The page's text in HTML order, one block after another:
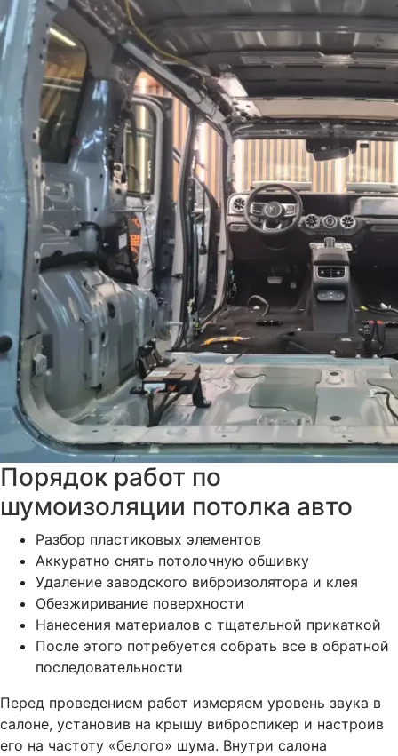
Порядок работ по
шумоизоляции потолка авто
Разбор пластиковых элементов
Аккуратно снять потолочную обшивку
Удаление заводского виброизолятора и клея
Обезжиривание поверхности
Нанесения материалов с тщательной прикаткой
После этого потребуется собрать все в обратной
последовательности
Перед проведением работ измеряем уровень звука в
салоне, установив на крышу виброспикер и настроив
его на частоту «белого» шума. Внутри салона